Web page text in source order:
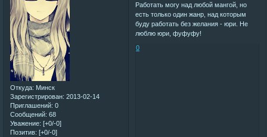
Откуда: Минск
Зарегистрирован: 2013-02-14
Приглашений: 0
Сообщений: 68
Уважение: [+0/-0]
Позитив: [+0/-0]
Работать могу над любой мангой, но
есть только один жанр, над которым
буду работать без желания - юри. Не
люблю юри, фуфуфу!
0